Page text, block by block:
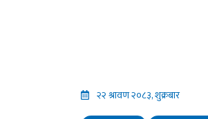
२२ श्रावण २०८३, शुक्रबार